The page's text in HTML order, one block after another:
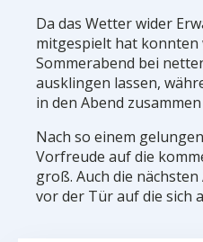
Da das Wetter wider
mitgespielt hat konnten
Sommerabend bei
ausklingen lassen,
in den Abend
Nach so einem
Vorfreude auf die
groß. Auch die
vor der Tür auf die sich